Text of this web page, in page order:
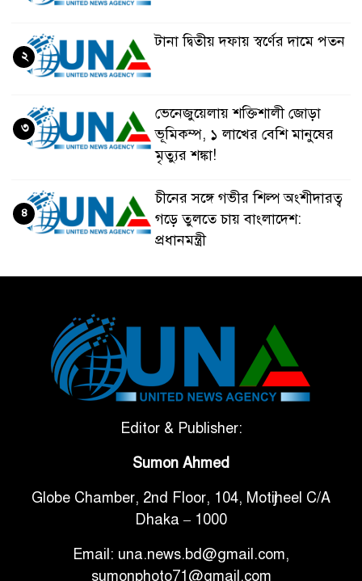
টানা দ্বিতীয় দফায় স্বর্ণের দামে পতন
২
ভেনেজুয়েলায় শক্তিশালী জোড়া
ভূমিকম্প, ১ লাখের বেশি মানুষের
মৃত্যুর শঙ্কা!
৩
চীনের সঙ্গে গভীর শিল্প অংশীদারত্ব
গড়ে তুলতে চায় বাংলাদেশ:
প্রধানমন্ত্রী
৪
টানা ৩ ম্যাচে গোল ভিনির, ইতিহাস
বলছে বিশ্বকাপ জিতবে ব্রাজিল
সরকারি ৩শ কেজি বই বিক্রির
গাড়ি বিক্রির পর মালিকানা
পরিবর্তনে কঠোর নির্দেশনা
আ.লীগ ও বিএনপির বিরুদ্ধে
Editor & Publisher:
Sumon Ahmed
Globe Chamber, 2nd Floor, 104, Motijheel C/A
Dhaka – 1000
Email: una.news.bd@gmail.com,
sumonphoto71@gmail.com